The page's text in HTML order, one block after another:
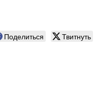
Поделиться Твитнуть